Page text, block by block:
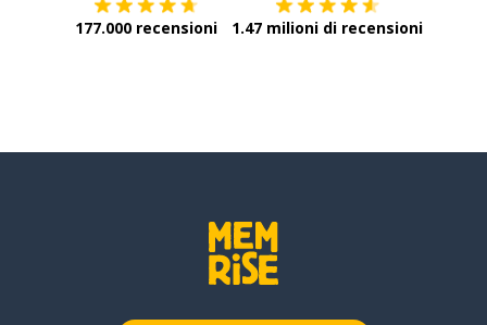
177.000 recensioni 1.47 milioni di recensioni